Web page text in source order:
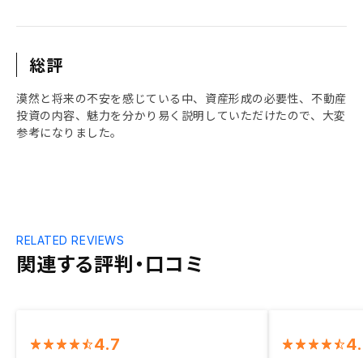
総評
漠然と将来の不安を感じている中、資産形成の必要性、不動産
投資の内容、魅力を分かり易く説明していただけたので、大変
参考になりました。
関連する評判・口コミ
RELATED REVIEWS
4.7